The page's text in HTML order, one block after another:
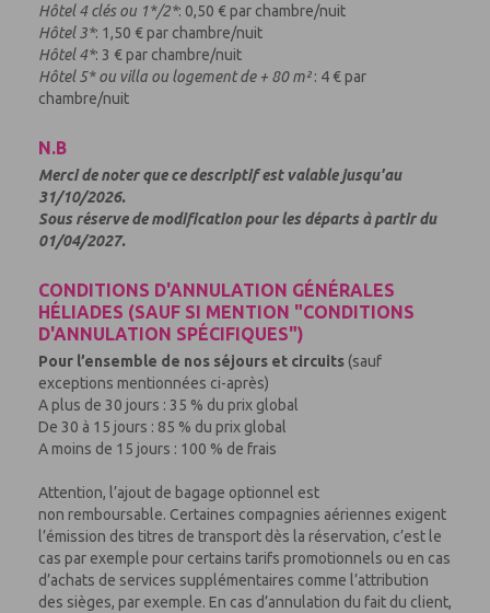
Hôtel 4 clés ou 1*/2*: 0,50 € par chambre/nuit
Hôtel 3*: 1,50 € par chambre/nuit
Hôtel 4*: 3 € par chambre/nuit
Hôtel 5* ou villa ou logement de + 80 m²: 4 € par
chambre/nuit
N.B
Merci de noter que ce descriptif est valable jusqu'au
31/10/2026.
Sous réserve de modification pour les départs à partir du
01/04/2027.
CONDITIONS D'ANNULATION GÉNÉRALES
HÉLIADES (SAUF SI MENTION "CONDITIONS
D'ANNULATION SPÉCIFIQUES")
Pour l’ensemble de nos séjours et circuits(sauf
exceptions mentionnées ci-après)
A plus de 30 jours : 35 % du prix global
De 30 à 15 jours : 85 % du prix global
A moins de 15 jours : 100 % de frais
Attention, l’ajout de bagage optionnel est
non remboursable. Certaines compagnies aériennes exigent
l’émission des titres de transport dès la réservation, c’est le
cas par exemple pour certains tarifs promotionnels ou en cas
d’achats de services supplémentaires comme l’attribution
des sièges, par exemple. En cas d’annulation du fait du client,